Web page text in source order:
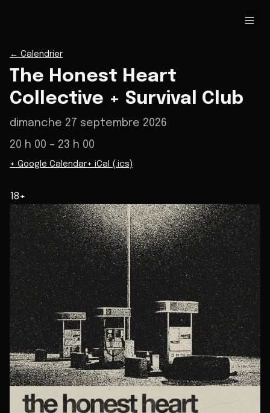
← Calendrier
The Honest Heart
Collective + Survival Club
dimanche 27 septembre 2026
20 h 00 – 23 h 00
+ Google Calendar+ iCal (.ics)
18+